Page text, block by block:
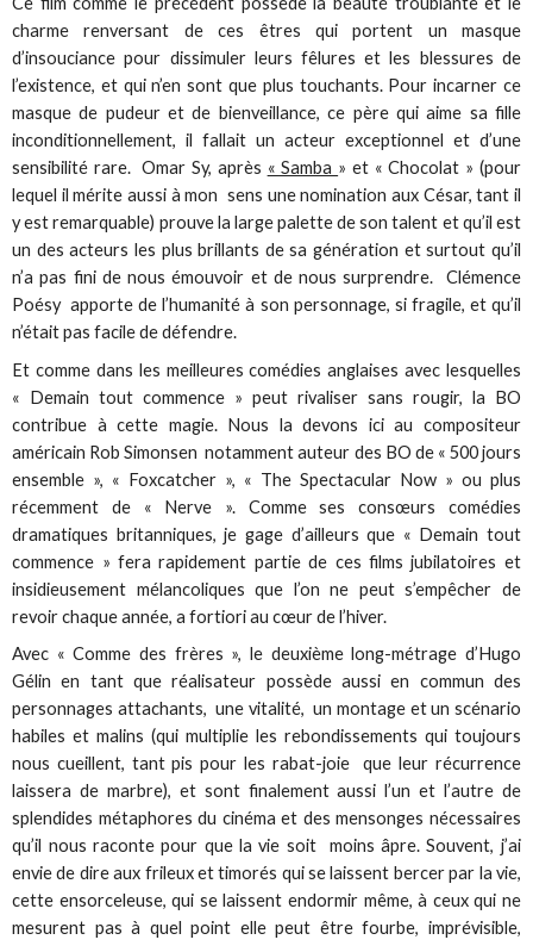
charme renversant de ces êtres qui portent un masque
d’insouciance pour dissimuler leurs fêlures et les blessures de
l’existence, et qui n’en sont que plus touchants. Pour incarner ce
masque de pudeur et de bienveillance, ce père qui aime sa fille
inconditionnellement, il fallait un acteur exceptionnel et d’une
sensibilité rare. Omar Sy, après « Samba » et « Chocolat » (pour
lequel il mérite aussi à mon sens une nomination aux César, tant il
y est remarquable) prouve la large palette de son talent et qu’il est
un des acteurs les plus brillants de sa génération et surtout qu’il
n’a pas fini de nous émouvoir et de nous surprendre. Clémence
Poésy apporte de l’humanité à son personnage, si fragile, et qu’il
n’était pas facile de défendre.
Et comme dans les meilleures comédies anglaises avec lesquelles
« Demain tout commence » peut rivaliser sans rougir, la BO
contribue à cette magie. Nous la devons ici au compositeur
américain Rob Simonsen notamment auteur des BO de « 500 jours
ensemble », « Foxcatcher », « The Spectacular Now » ou plus
récemment de « Nerve ». Comme ses consœurs comédies
dramatiques britanniques, je gage d’ailleurs que « Demain tout
commence » fera rapidement partie de ces films jubilatoires et
insidieusement mélancoliques que l’on ne peut s’empêcher de
revoir chaque année, a fortiori au cœur de l’hiver.
Avec « Comme des frères », le deuxième long-métrage d’Hugo
Gélin en tant que réalisateur possède aussi en commun des
personnages attachants, une vitalité, un montage et un scénario
habiles et malins (qui multiplie les rebondissements qui toujours
nous cueillent, tant pis pour les rabat-joie que leur récurrence
laissera de marbre), et sont finalement aussi l’un et l’autre de
splendides métaphores du cinéma et des mensonges nécessaires
qu’il nous raconte pour que la vie soit moins âpre. Souvent, j’ai
envie de dire aux frileux et timorés qui se laissent bercer par la vie,
cette ensorceleuse, qui se laissent endormir même, à ceux qui ne
mesurent pas à quel point elle peut être fourbe, imprévisible,